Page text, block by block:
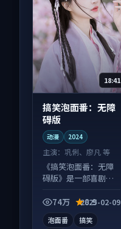
18:41
搞笑泡面番：无障
碍版
动漫 2024
主演： 巩俐、廖凡 等
《搞笑泡面番：无障
碍版》是一部喜剧向
层层推进，尾声常有
74万 8.9
2025-02-09
泡面番
搞笑